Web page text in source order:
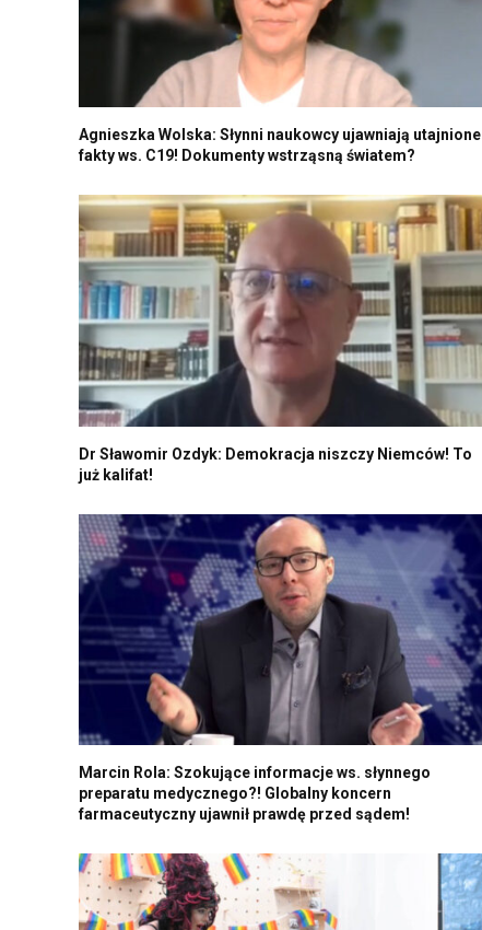
Agnieszka Wolska: Słynni naukowcy ujawniają utajnione
fakty ws. C19! Dokumenty wstrząsną światem?
Dr Sławomir Ozdyk: Demokracja niszczy Niemców! To
już kalifat!
Marcin Rola: Szokujące informacje ws. słynnego
preparatu medycznego?! Globalny koncern
farmaceutyczny ujawnił prawdę przed sądem!